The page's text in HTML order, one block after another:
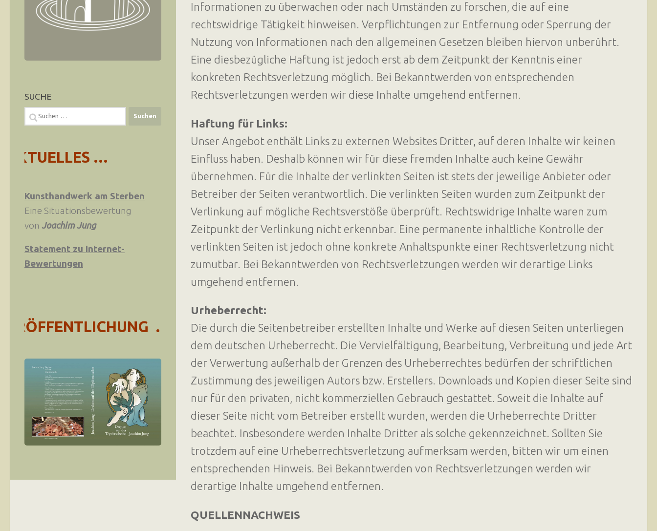
Informationen zu überwachen oder nach Umständen zu forschen, die auf eine
rechtswidrige Tätigkeit hinweisen. Verpflichtungen zur Entfernung oder Sperrung der
Nutzung von Informationen nach den allgemeinen Gesetzen bleiben hiervon unberührt.
Eine diesbezügliche Haftung ist jedoch erst ab dem Zeitpunkt der Kenntnis einer
konkreten Rechtsverletzung möglich. Bei Bekanntwerden von entsprechenden
Rechtsverletzungen werden wir diese Inhalte umgehend entfernen.
Haftung für Links:
Unser Angebot enthält Links zu externen Websites Dritter, auf deren Inhalte wir keinen
Einfluss haben. Deshalb können wir für diese fremden Inhalte auch keine Gewähr
übernehmen. Für die Inhalte der verlinkten Seiten ist stets der jeweilige Anbieter oder
Betreiber der Seiten verantwortlich. Die verlinkten Seiten wurden zum Zeitpunkt der
Verlinkung auf mögliche Rechtsverstöße überprüft. Rechtswidrige Inhalte waren zum
Zeitpunkt der Verlinkung nicht erkennbar. Eine permanente inhaltliche Kontrolle der
verlinkten Seiten ist jedoch ohne konkrete Anhaltspunkte einer Rechtsverletzung nicht
zumutbar. Bei Bekanntwerden von Rechtsverletzungen werden wir derartige Links
umgehend entfernen.
Urheberrecht:
Die durch die Seitenbetreiber erstellten Inhalte und Werke auf diesen Seiten unterliegen
dem deutschen Urheberrecht. Die Vervielfältigung, Bearbeitung, Verbreitung und jede Art
der Verwertung außerhalb der Grenzen des Urheberrechtes bedürfen der schriftlichen
Zustimmung des jeweiligen Autors bzw. Erstellers. Downloads und Kopien dieser Seite sind
nur für den privaten, nicht kommerziellen Gebrauch gestattet. Soweit die Inhalte auf
dieser Seite nicht vom Betreiber erstellt wurden, werden die Urheberrechte Dritter
beachtet. Insbesondere werden Inhalte Dritter als solche gekennzeichnet. Sollten Sie
trotzdem auf eine Urheberrechtsverletzung aufmerksam werden, bitten wir um einen
entsprechenden Hinweis. Bei Bekanntwerden von Rechtsverletzungen werden wir
derartige Inhalte umgehend entfernen.
QUELLENNACHWEIS
SUCHE
Suchen
nach:
…
Kunsthandwerk am Sterben
Eine Situationsbewertung
von Joachim Jung
Statement zu Internet-
Bewertungen
…